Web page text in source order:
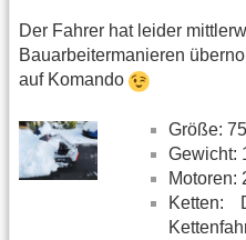
Der Fahrer hat leider
Bauarbeitermanieren
auf Komando
Größe:
Gewicht:
Motoren:
Ketten: